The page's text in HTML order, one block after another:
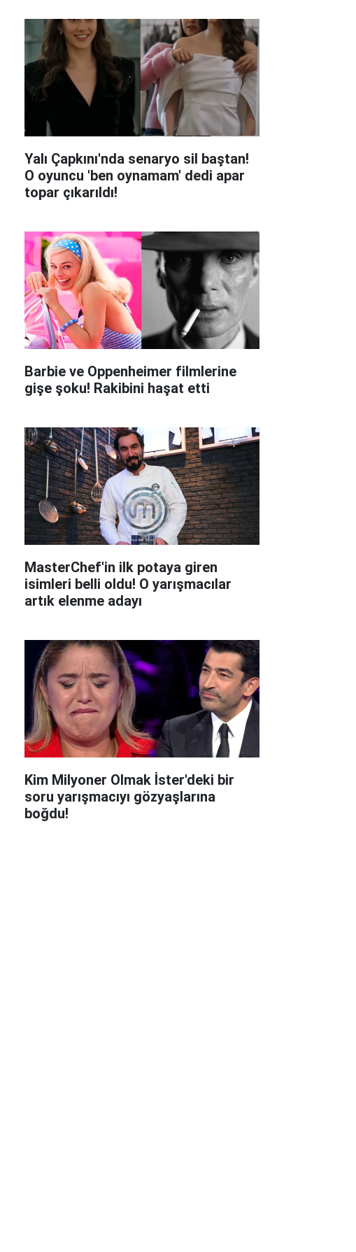
Yalı Çapkını'nda senaryo sil baştan!
O oyuncu 'ben oynamam' dedi apar
topar çıkarıldı!
Barbie ve Oppenheimer filmlerine
gişe şoku! Rakibini haşat etti
MasterChef'in ilk potaya giren
isimleri belli oldu! O yarışmacılar
artık elenme adayı
Kim Milyoner Olmak İster'deki bir
soru yarışmacıyı gözyaşlarına
boğdu!